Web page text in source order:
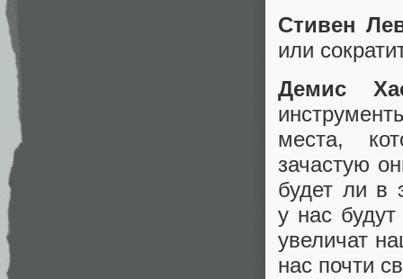
Стивен
или
Демис
места,
зачастую
будет ли в
у нас
увеличат
нас почти